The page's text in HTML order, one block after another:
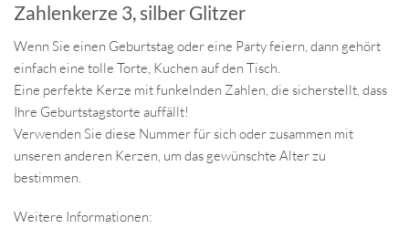
Zahlenkerze 3, silber Glitzer
Wenn Sie einen Geburtstag oder eine Party feiern, dann gehört
einfach eine tolle Torte, Kuchen auf den Tisch.
Eine perfekte Kerze mit funkelnden Zahlen, die sicherstellt, dass
Ihre Geburtstagstorte auffällt!
Verwenden Sie diese Nummer für sich oder zusammen mit
unseren anderen Kerzen, um das gewünschte Alter zu
bestimmen.
Weitere Informationen: